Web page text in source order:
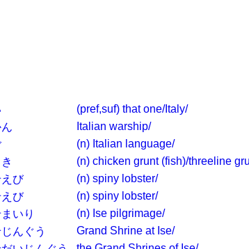
(pref,suf) that one/Italy/
Italian warship/
(n) Italian language/
(n) chicken grunt (fish)/threeline
び
(n) spiny lobster/
び
(n) spiny lobster/
いり
(n) Ise pilgrimage/
んぐう
Grand Shrine at Ise/